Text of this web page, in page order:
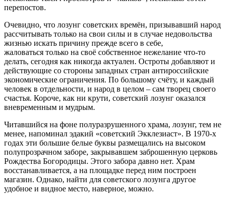
перепостов.
Очевидно, что лозунг советских времён, призывавший народ
рассчитывать только на свои силы и в случае недовольства
жизнью искать причину прежде всего в себе,
жаловаться только на своё собственное нежелание что-то
делать, сегодня как никогда актуален. Остроты добавляют и
действующие со стороны западных стран антироссийские
экономические ограничения. По большому счёту, и каждый
человек в отдельности, и народ в целом – сам творец своего
счастья. Короче, как ни крути, советский лозунг оказался
вневременным и мудрым.
Читавшийся на фоне полуразрушенного храма, лозунг, тем не
менее, напоминал эдакий «советский Экклезиаст». В 1970-х
годах эти большие белые буквы размещались на высоком
полупрозрачном заборе, закрывавшем заброшенную церковь
Рождества Богородицы. Этого забора давно нет. Храм
восстанавливается, а на площадке перед ним построен
магазин. Однако, найти для советского лозунга другое
удобное и видное место, наверное, можно.